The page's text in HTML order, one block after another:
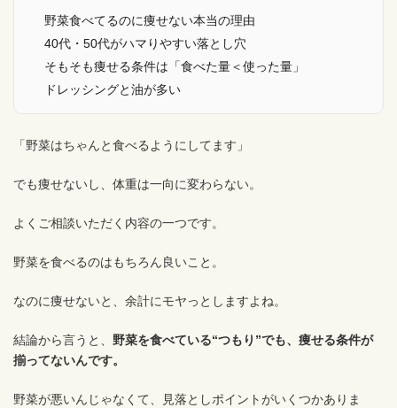
野菜食べてるのに痩せない本当の理由
40代・50代がハマりやすい落とし穴
そもそも痩せる条件は「食べた量＜使った量」
ドレッシングと油が多い
「野菜はちゃんと食べるようにしてます」
でも痩せないし、体重は一向に変わらない。
よくご相談いただく内容の一つです。
野菜を食べるのはもちろん良いこと。
なのに痩せないと、余計にモヤっとしますよね。
結論から言うと、 野菜を食べている“つもり”でも、痩せる条件が
揃ってないんです。
野菜が悪いんじゃなくて、見落としポイントがいくつかありま